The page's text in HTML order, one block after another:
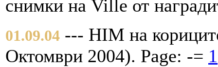
снимки на Ville от
01.09.04 --- HIM на
Октомври 2004). Page: -= 1